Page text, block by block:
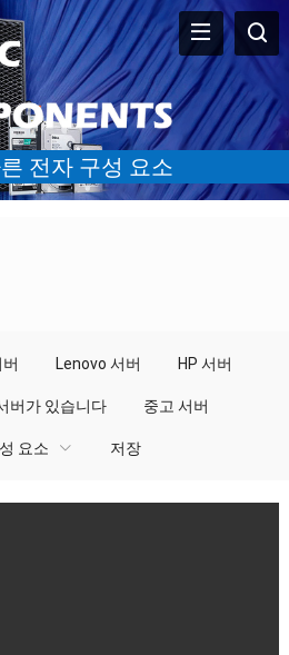
전자 구성 요소
Lenovo 서버 HP 서버
버가 있습니다 중고 서버
요소 저장